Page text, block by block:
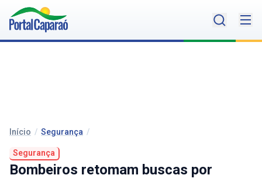
Início / Segurança /
Segurança
Bombeiros retomam buscas por